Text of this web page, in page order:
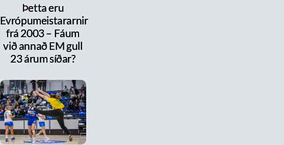
Þetta eru
Evrópumeistararnir
frá 2003 – Fáum
við annað EM gull
23 árum síðar?